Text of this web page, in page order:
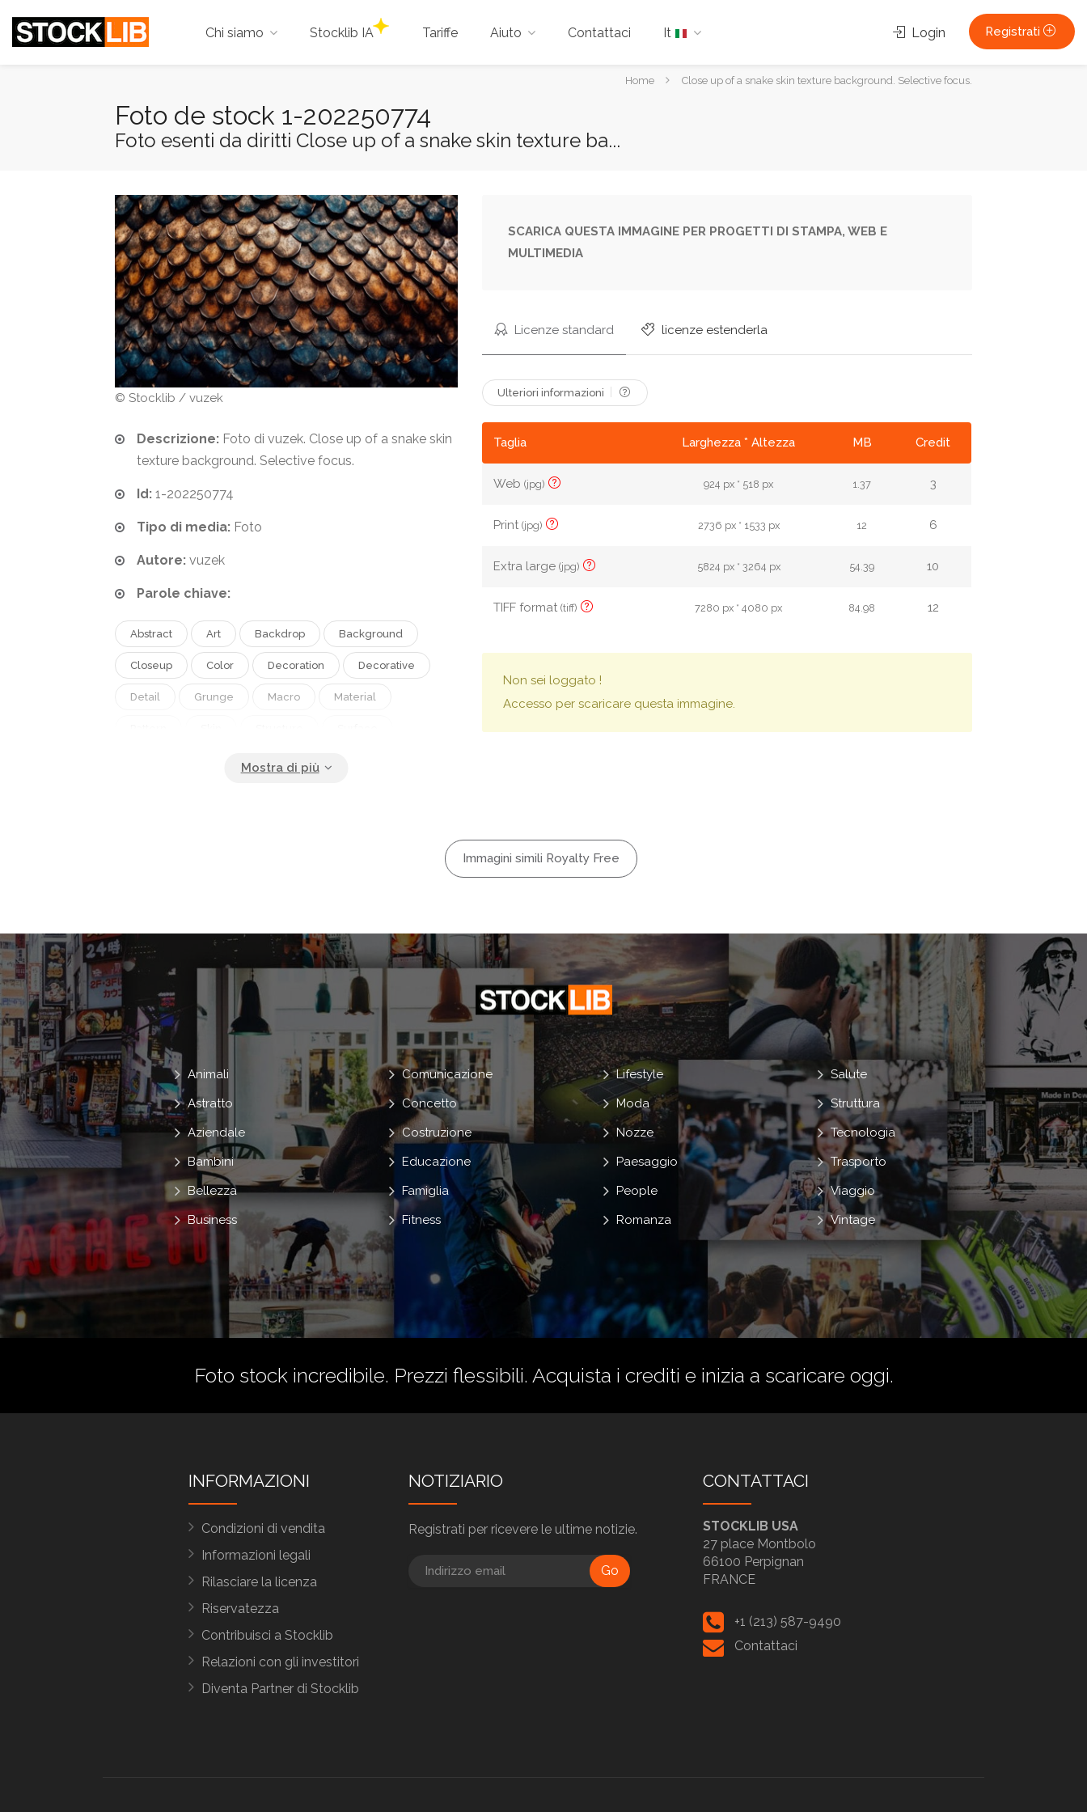
Chi siamo Stocklib IA Tariffe Aiuto Contattaci It Login Registrati
Home Close up of a snake skin texture background. Selective focus.
Foto de stock 1-202250774
Foto esenti da diritti Close up of a snake skin texture ba...
© Stocklib / vuzek
Descrizione: Foto di vuzek. Close up of a snake skin
texture background. Selective focus.
Id: 1-202250774
Tipo di media: Foto
Autore: vuzek
Parole chiave:
Abstract Art Backdrop Background
Closeup Color Decoration Decorative
Detail Grunge Macro Material
SCARICA QUESTA IMMAGINE PER PROGETTI DI STAMPA, WEB E
MULTIMEDIA
Licenze standard licenze estenderla
Ulteriori informazioni
Taglia Larghezza * Altezza MB Credit
Web(jpg) 924 px * 518 px 1.37 3
Print(jpg) 2736 px * 1533 px 12 6
Extra large(jpg) 5824 px * 3264 px 54.39 10
TIFF format(tiff) 7280 px * 4080 px 84.98 12
Non sei loggato !
Accesso per scaricare questa immagine.
Immagini simili Royalty Free
Animali
Astratto
Aziendale
Bambini
Bellezza
Business
Comunicazione
Concetto
Costruzione
Educazione
Famiglia
Fitness
Lifestyle
Moda
Nozze
Paesaggio
People
Romanza
Salute
Struttura
Tecnologia
Trasporto
Viaggio
Vintage
Foto stock incredibile. Prezzi flessibili. Acquista i crediti e inizia a scaricare oggi.
INFORMAZIONI
Condizioni di vendita
Informazioni legali
Rilasciare la licenza
Riservatezza
Contribuisci a Stocklib
Relazioni con gli investitori
Diventa Partner di Stocklib
NOTIZIARIO
Registrati per ricevere le ultime notizie.
Go
CONTATTACI
STOCKLIB USA
27 place Montbolo
66100 Perpignan
FRANCE
+1 (213) 587-9490
Contattaci